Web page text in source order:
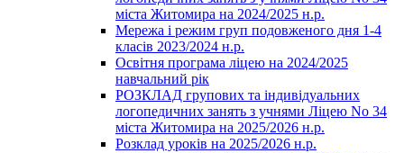
міста Житомира на 2024/2025 н.р.
Мережа і режим груп подовженого дня 1-4
класів 2023/2024 н.р.
Освітня програма ліцею на 2024/2025
навчальний рік
РОЗКЛАД групових та індивідуальних
логопедичних занять з учнями Ліцею No 34
міста Житомира на 2025/2026 н.р.
Розклад уроків на 2025/2026 н.р.